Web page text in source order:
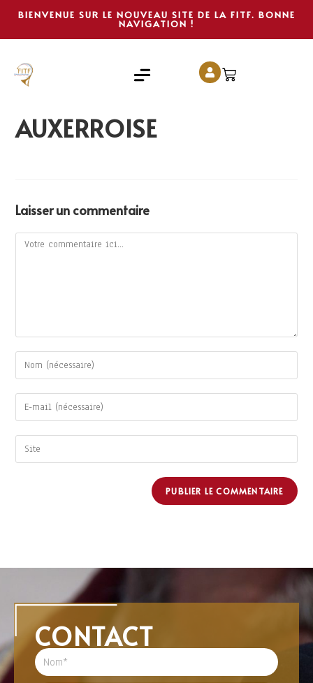
BIENVENUE SUR LE NOUVEAU SITE DE LA FITF. BONNE
NAVIGATION !
AUXERROISE
Laisser un commentaire
CONTACT